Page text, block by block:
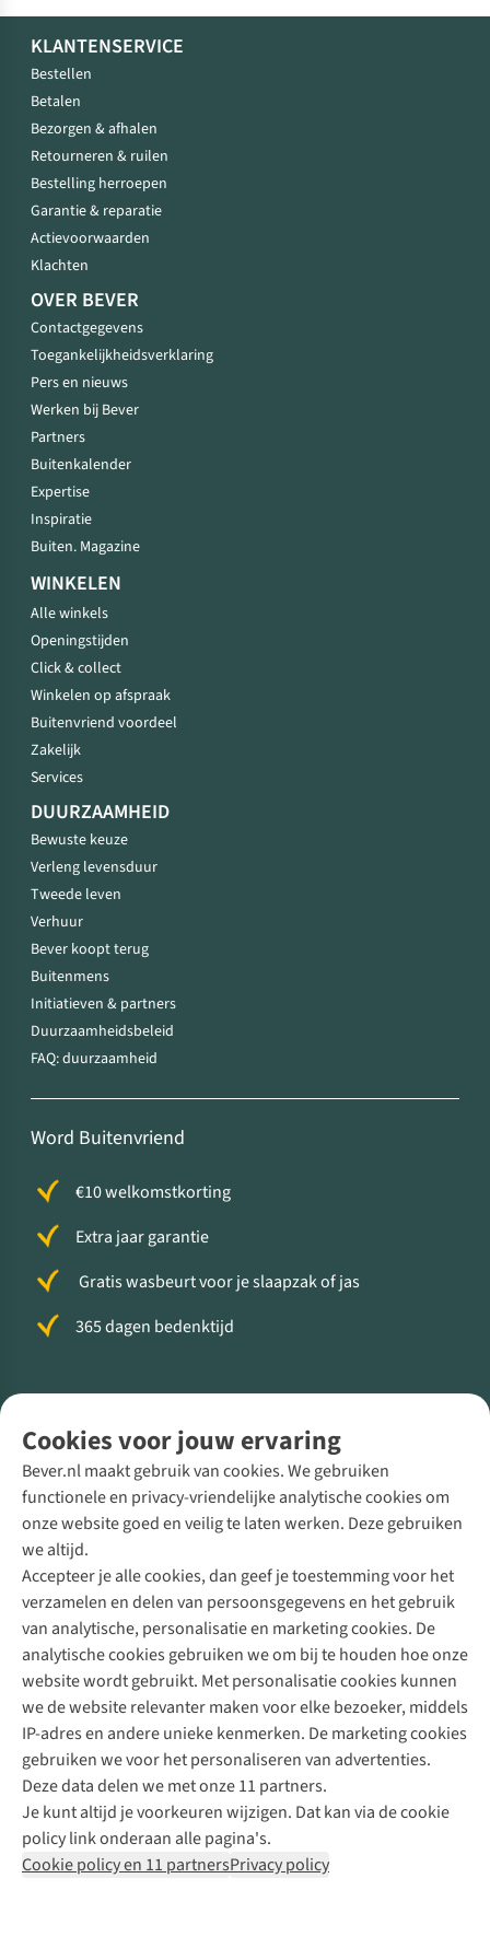
Cookies voor jouw ervaring
Bever.nl maakt gebruik van cookies. We gebruiken
functionele en privacy-vriendelijke analytische cookies om
onze website goed en veilig te laten werken. Deze gebruiken
we altijd.
Accepteer je alle cookies, dan geef je toestemming voor het
verzamelen en delen van persoonsgegevens en het gebruik
van analytische, personalisatie en marketing cookies. De
analytische cookies gebruiken we om bij te houden hoe onze
website wordt gebruikt. Met personalisatie cookies kunnen
we de website relevanter maken voor elke bezoeker, middels
IP-adres en andere unieke kenmerken. De marketing cookies
gebruiken we voor het personaliseren van advertenties.
Deze data delen we met onze 11 partners.
Je kunt altijd je voorkeuren wijzigen. Dat kan via de cookie
policy link onderaan alle pagina's.
Cookie policy en 11 partnersPrivacy policy
KLANTENSERVICE
Bestellen
Betalen
Bezorgen & afhalen
Retourneren & ruilen
Bestelling herroepen
Garantie & reparatie
Actievoorwaarden
Klachten
OVER BEVER
Contactgegevens
Toegankelijkheidsverklaring
Pers en nieuws
Werken bij Bever
Partners
Buitenkalender
Expertise
Inspiratie
Buiten. Magazine
WINKELEN
Alle winkels
Openingstijden
Click & collect
Winkelen op afspraak
Buitenvriend voordeel
Zakelijk
Services
DUURZAAMHEID
Bewuste keuze
Verleng levensduur
Tweede leven
Verhuur
Bever koopt terug
Buitenmens
Initiatieven & partners
Duurzaamheidsbeleid
FAQ: duurzaamheid
Word Buitenvriend
€10 welkomstkorting
Extra jaar garantie
Gratis wasbeurt voor je slaapzak of jas
365 dagen bedenktijd
Direct advies van een Buitenexpert
+31 (0)85 888 50 88
+31 6 12 28 49 80
Contactformulier